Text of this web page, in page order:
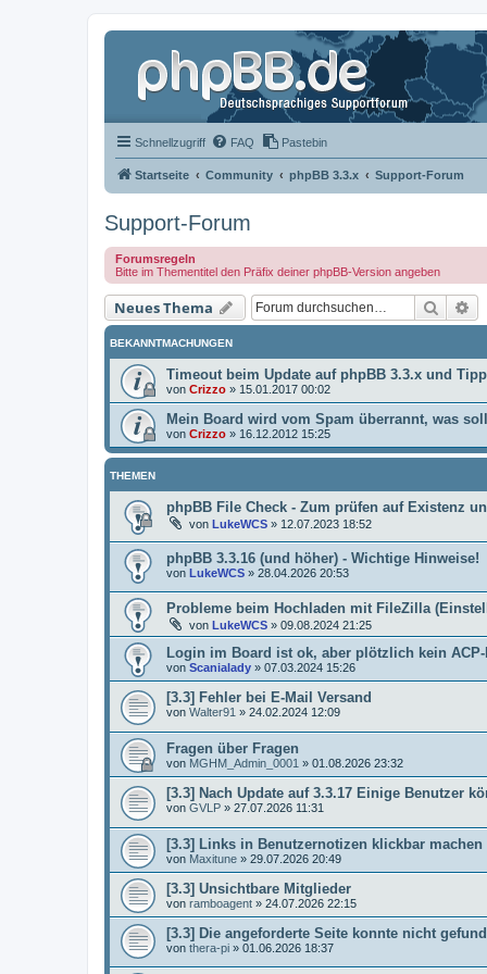
Schnellzugriff FAQ Pastebin
Startseite Community phpBB 3.3.x Support-Forum
Support-Forum
Forumsregeln
Bitte im Thementitel den Präfix deiner phpBB-Version angeben
Neues Thema Suche
BEKANNTMACHUNGEN
Timeout beim Update auf phpBB 3.3.x und
von Crizzo » 15.01.2017 00:02
Mein Board wird vom Spam überrannt, was
von Crizzo » 16.12.2012 15:25
THEMEN
phpBB File Check - Zum prüfen auf Existenz
von LukeWCS » 12.07.2023 18:52
phpBB 3.3.16 (und höher) - Wichtige Hinweise!
von LukeWCS » 28.04.2026 20:53
Probleme beim Hochladen mit FileZilla
von LukeWCS » 09.08.2024 21:25
Login im Board ist ok, aber plötzlich kein
von Scanialady » 07.03.2024 15:26
[3.3] Fehler bei E-Mail Versand
von Walter91 » 24.02.2024 12:09
Fragen über Fragen
von MGHM_Admin_0001 » 01.08.2026 23:32
[3.3] Nach Update auf 3.3.17 Einige Benutzer
von GVLP » 27.07.2026 11:31
[3.3] Links in Benutzernotizen klickbar machen
von Maxitune » 29.07.2026 20:49
[3.3] Unsichtbare Mitglieder
von ramboagent » 24.07.2026 22:15
[3.3] Die angeforderte Seite konnte nicht
von thera-pi » 01.06.2026 18:37